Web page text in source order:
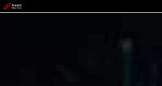
太平洋在线